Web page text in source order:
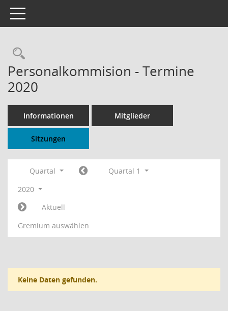
Toggle navigation
Rechercheauswahl
Personalkommision - Termine
2020
Informationen Mitglieder
Sitzungen
Quartal
Quartal 1
2020
Aktuell
Gremium auswählen
Keine Daten gefunden.